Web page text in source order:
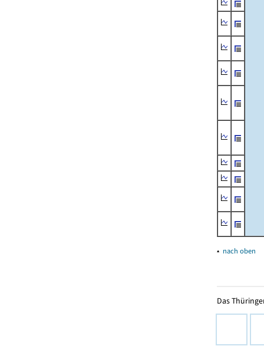
▴ nach oben
Das